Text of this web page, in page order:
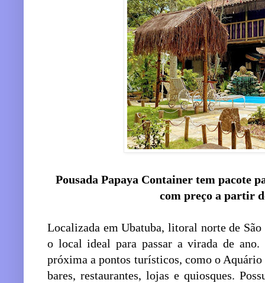
Pousada Papaya Container tem pacote
com preço a partir
Localizada em Ubatuba, litoral norte de São
o local ideal para passar a virada de ano.
próxima a pontos turísticos, como o
bares, restaurantes, lojas e quiosques.